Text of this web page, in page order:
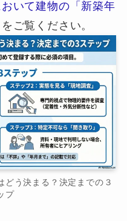
いて建物の「新築年
をご覧ください。
どう決まる？決定までの３
プ